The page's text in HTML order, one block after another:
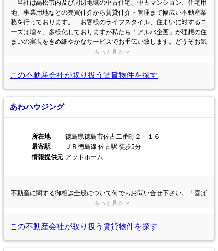
当社は高松市内及び周辺地域の中古住宅、中古マンション、住宅用
地、事業用地などの売買仲介から賃貸仲介・管理まで幅広い不動産業
務を行っております。 お客様のライフスタイル、住まいに対するニ
ーズは増々、多様化しておりますが私たち「アルバ企画」が理想の住
まいの実現をきめ細やかなサービスでお手伝い致します。どうぞお気
もっと見る
この不動産会社が取り扱う 賃貸物件を探す
あわハウジング
所在地
徳島県徳島市佐古二番町２－１６
最寄駅
ＪＲ徳島線 佐古駅 徒歩5分
情報提供元 アットホーム
不動産に関する御相談全般について何でもお問い合せ下さい。「喜ば
れることに喜びを！」をモットーにしてアドバイス致します。
もっと見る
この不動産会社が取り扱う 賃貸物件を探す